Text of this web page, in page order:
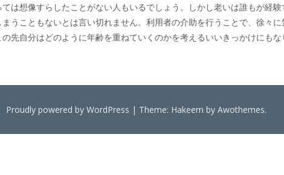
は想像すらしたことがない人もいるでしょう。しかし老いは誰もが経験
うこともないとは言い切れません。利用者の介助を行うことで、徐々に
先自分はどのように年齢を重ねていくのかを考えるいいきっかけにもな
Proudly powered by WordPress | Theme: Hakeem by Awothemes.